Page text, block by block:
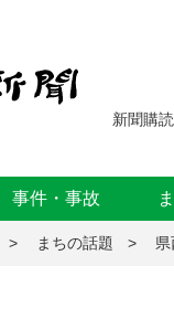
新聞購読
事件・事故
まちの話題